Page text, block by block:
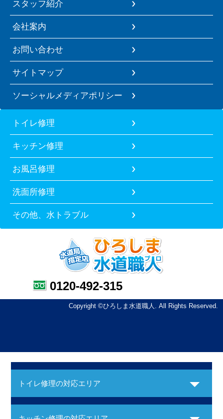
スタッフ紹介
会社案内
お問い合わせ
サイトマップ
ソーシャルメディアポリシー
トイレ修理
キッチン修理
お風呂修理
洗面所修理
その他、水トラブル
0120-492-315
Copyright ©ひろしま水道職人. All Rights Reserved.
トイレ修理の対応エリア